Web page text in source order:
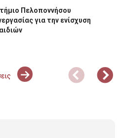
Πελοποννήσου
για την ενίσχυση